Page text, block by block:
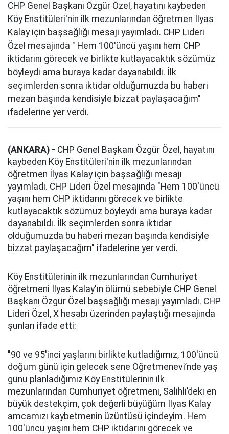
CHP Genel Başkanı Özgür Özel, hayatını kaybeden
Köy Enstitüleri'nin ilk mezunlarından öğretmen İlyas
Kalay için başsağlığı mesajı yayımladı. CHP Lideri
Özel mesajında " Hem 100'üncü yaşını hem CHP
iktidarını görecek ve birlikte kutlayacaktık sözümüz
böyleydi ama buraya kadar dayanabildi. İlk
seçimlerden sonra iktidar olduğumuzda bu haberi
mezarı başında kendisiyle bizzat paylaşacağım"
ifadelerine yer verdi.
(ANKARA) - CHP Genel Başkanı Özgür Özel, hayatını
kaybeden Köy Enstitüleri'nin ilk mezunlarından
öğretmen İlyas Kalay için başsağlığı mesajı
yayımladı. CHP Lideri Özel mesajında "Hem 100'üncü
yaşını hem CHP iktidarını görecek ve birlikte
kutlayacaktık sözümüz böyleydi ama buraya kadar
dayanabildi. İlk seçimlerden sonra iktidar
olduğumuzda bu haberi mezarı başında kendisiyle
bizzat paylaşacağım" ifadelerine yer verdi.
Köy Enstitülerinin ilk mezunlarından Cumhuriyet
öğretmeni İlyas Kalay'ın ölümü sebebiyle CHP Genel
Başkanı Özgür Özel başsağlığı mesajı yayımladı. CHP
Lideri Özel, X hesabı üzerinden paylaştığı mesajında
şunları ifade etti:
"90 ve 95'inci yaşlarını birlikte kutladığımız, 100'üncü
doğum günü için gelecek sene Öğretmenevi’nde yaş
günü planladığımız Köy Enstitülerinin ilk
mezunlarından Cumhuriyet öğretmeni, Salihli’deki en
büyük destekçim, çok değerli büyüğüm İlyas Kalay
amcamızı kaybetmenin üzüntüsü içindeyim. Hem
100'üncü yaşını hem CHP iktidarını görecek ve